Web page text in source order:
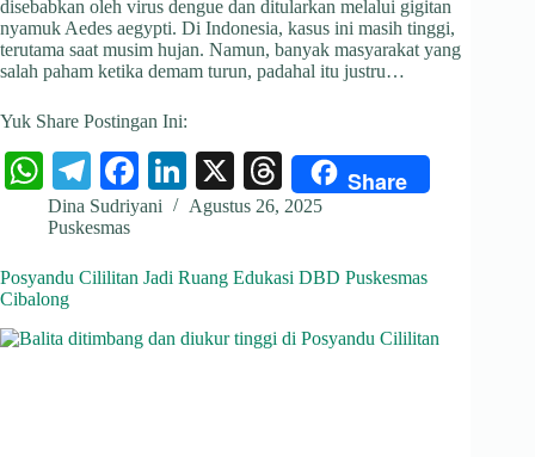
disebabkan oleh virus dengue dan ditularkan melalui gigitan
nyamuk Aedes aegypti. Di Indonesia, kasus ini masih tinggi,
terutama saat musim hujan. Namun, banyak masyarakat yang
salah paham ketika demam turun, padahal itu justru…
Yuk Share Postingan Ini:
W
ha
ts
A
pp
Te
le
gr
a
m
Fa
ce
ok
Li
nk
In
X
T
hr
ds
Share
Dina Sudriyani
Agustus 26, 2025
Puskesmas
Posyandu Cililitan Jadi Ruang Edukasi DBD Puskesmas
Cibalong